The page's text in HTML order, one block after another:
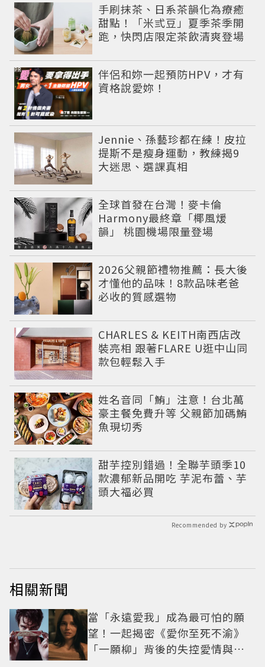
手刷抹茶、日系茶韻化為療癒
甜點！「米弎豆」夏季茶季開
跑，快閃店限定茶飲清爽登場
伴侶和妳一起預防HPV，才有
資格說愛妳！
PR
Jennie、孫藝珍都在練！皮拉
提斯不是瘦身運動，教練揭9
大迷思、選課真相
全球首發在台灣！麥卡倫
Harmony最終章「椰風煖
韻」 桃園機場限量登場
2026父親節禮物推薦：長大後
才懂他的品味！8款品味老爸
必收的質感選物
CHARLES & KEITH南西店改
裝亮相 跟著FLARE U逛中山同
款包輕鬆入手
姓名音同「鮪」注意！台北萬
豪主餐免費升等 父親節加碼鮪
魚現切秀
甜芋控別錯過！全聯芋頭季10
款濃郁新品開吃 芋泥布蕾、芋
頭大福必買
Recommended by
相關新聞
當「永遠愛我」成為最可怕的願
望！一起揭密《愛你至死不渝》
「一願柳」背後的失控愛情與爆